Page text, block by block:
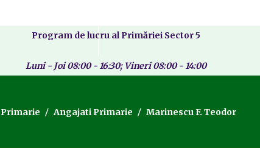
Program de lucru al Primăriei Sector 5
Luni - Joi 08:00 - 16:30; Vineri 08:00 - 14:00
Primarie Angajati Primarie Marinescu F. Teodor